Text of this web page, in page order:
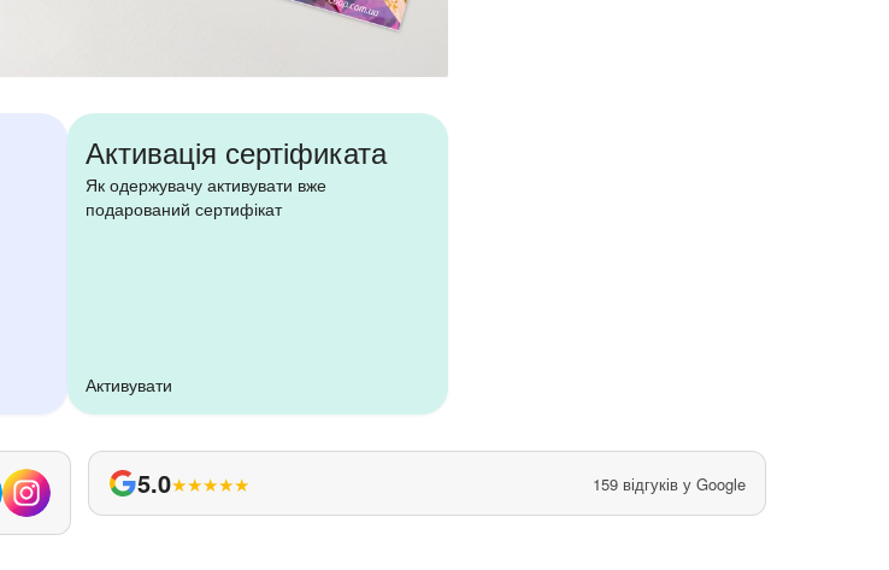
Активація сертіфиката
Як одержувачу активувати вже
подарований сертифікат
Активувати
5.0★★★★★ 159 відгуків у Google